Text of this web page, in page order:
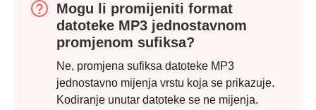
Mogu li promijeniti format
datoteke MP3 jednostavnom
promjenom sufiksa?
Ne, promjena sufiksa datoteke MP3
jednostavno mijenja vrstu koja se prikazuje.
Kodiranje unutar datoteke se ne mijenja.